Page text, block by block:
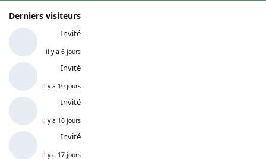
Derniers visiteurs
Invité
il y a 6 jours
Invité
il y a 10 jours
Invité
il y a 16 jours
Invité
il y a 17 jours